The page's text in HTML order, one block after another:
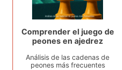
Comprender el juego de
peones en ajedrez
Análisis de las cadenas de
peones más frecuentes